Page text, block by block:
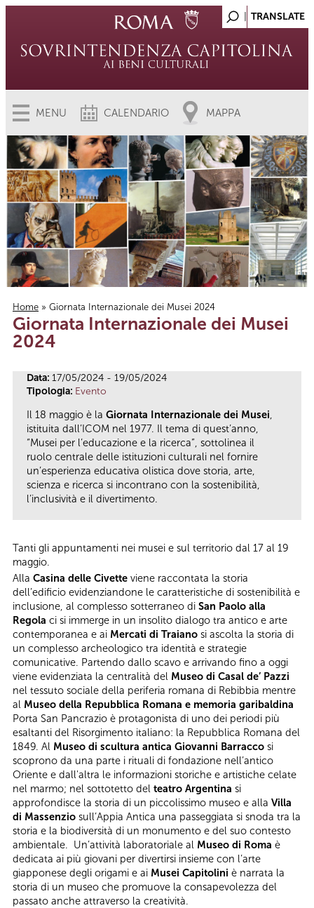
MENU CALENDARIO MAPPA
Tu sei qui
Home » Giornata Internazionale dei Musei 2024
Giornata Internazionale dei Musei
2024
Data: 17/05/2024 - 19/05/2024
Tipologia: Evento
Il 18 maggio è la Giornata Internazionale dei Musei,
istituita dall’ICOM nel 1977. Il tema di quest’anno,
“Musei per l’educazione e la ricerca”, sottolinea il
ruolo centrale delle istituzioni culturali nel fornire
un’esperienza educativa olistica dove storia, arte,
scienza e ricerca si incontrano con la sostenibilità,
l’inclusività e il divertimento.
Tanti gli appuntamenti nei musei e sul territorio dal 17 al 19
maggio.
Alla Casina delle Civette viene raccontata la storia
dell’edificio evidenziandone le caratteristiche di sostenibilità e
inclusione, al complesso sotterraneo di San Paolo alla
Regola ci si immerge in un insolito dialogo tra antico e arte
contemporanea e ai Mercati di Traiano si ascolta la storia di
un complesso archeologico tra identità e strategie
comunicative. Partendo dallo scavo e arrivando fino a oggi
viene evidenziata la centralità del Museo di Casal de’ Pazzi
nel tessuto sociale della periferia romana di Rebibbia mentre
al Museo della Repubblica Romana e memoria garibaldina
Porta San Pancrazio è protagonista di uno dei periodi più
esaltanti del Risorgimento italiano: la Repubblica Romana del
1849. Al Museo di scultura antica Giovanni Barracco si
scoprono da una parte i rituali di fondazione nell’antico
Oriente e dall'altra le informazioni storiche e artistiche celate
nel marmo; nel sottotetto del teatro Argentina si
approfondisce la storia di un piccolissimo museo e alla Villa
di Massenzio sull’Appia Antica una passeggiata si snoda tra la
storia e la biodiversità di un monumento e del suo contesto
ambientale. Un’attività laboratoriale al Museo di Roma è
dedicata ai più giovani per divertirsi insieme con l’arte
giapponese degli origami e ai Musei Capitolini è narrata la
storia di un museo che promuove la consapevolezza del
passato anche attraverso la creatività.